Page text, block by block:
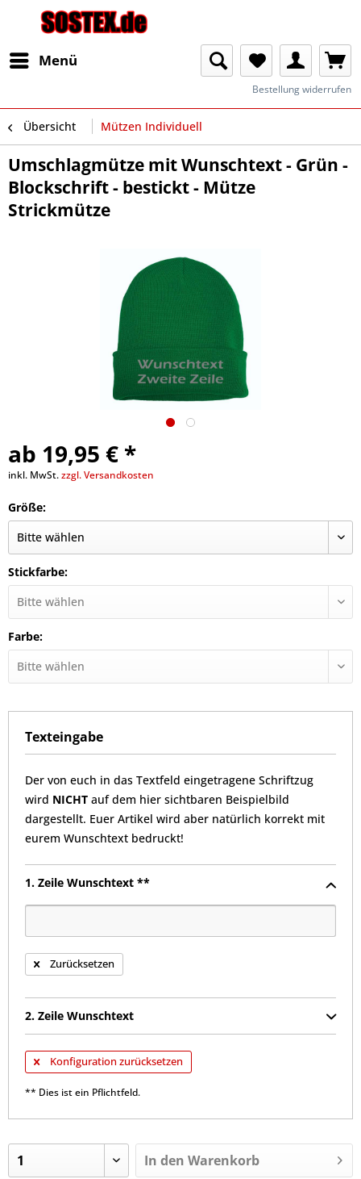
Menü
Bestellung widerrufen
Übersicht Mützen Individuell
Umschlagmütze mit Wunschtext - Grün -
Blockschrift - bestickt - Mütze
Strickmütze
ab 19,95 € *
inkl. MwSt.zzgl. Versandkosten
Größe:
Stickfarbe:
Farbe:
Texteingabe
Der von euch in das Textfeld eingetragene Schriftzug
wird NICHT auf dem hier sichtbaren Beispielbild
dargestellt. Euer Artikel wird aber natürlich korrekt mit
eurem Wunschtext bedruckt!
1. Zeile Wunschtext **
Zurücksetzen
2. Zeile Wunschtext
Konfiguration zurücksetzen
** Dies ist ein Pflichtfeld.
In den Warenkorb